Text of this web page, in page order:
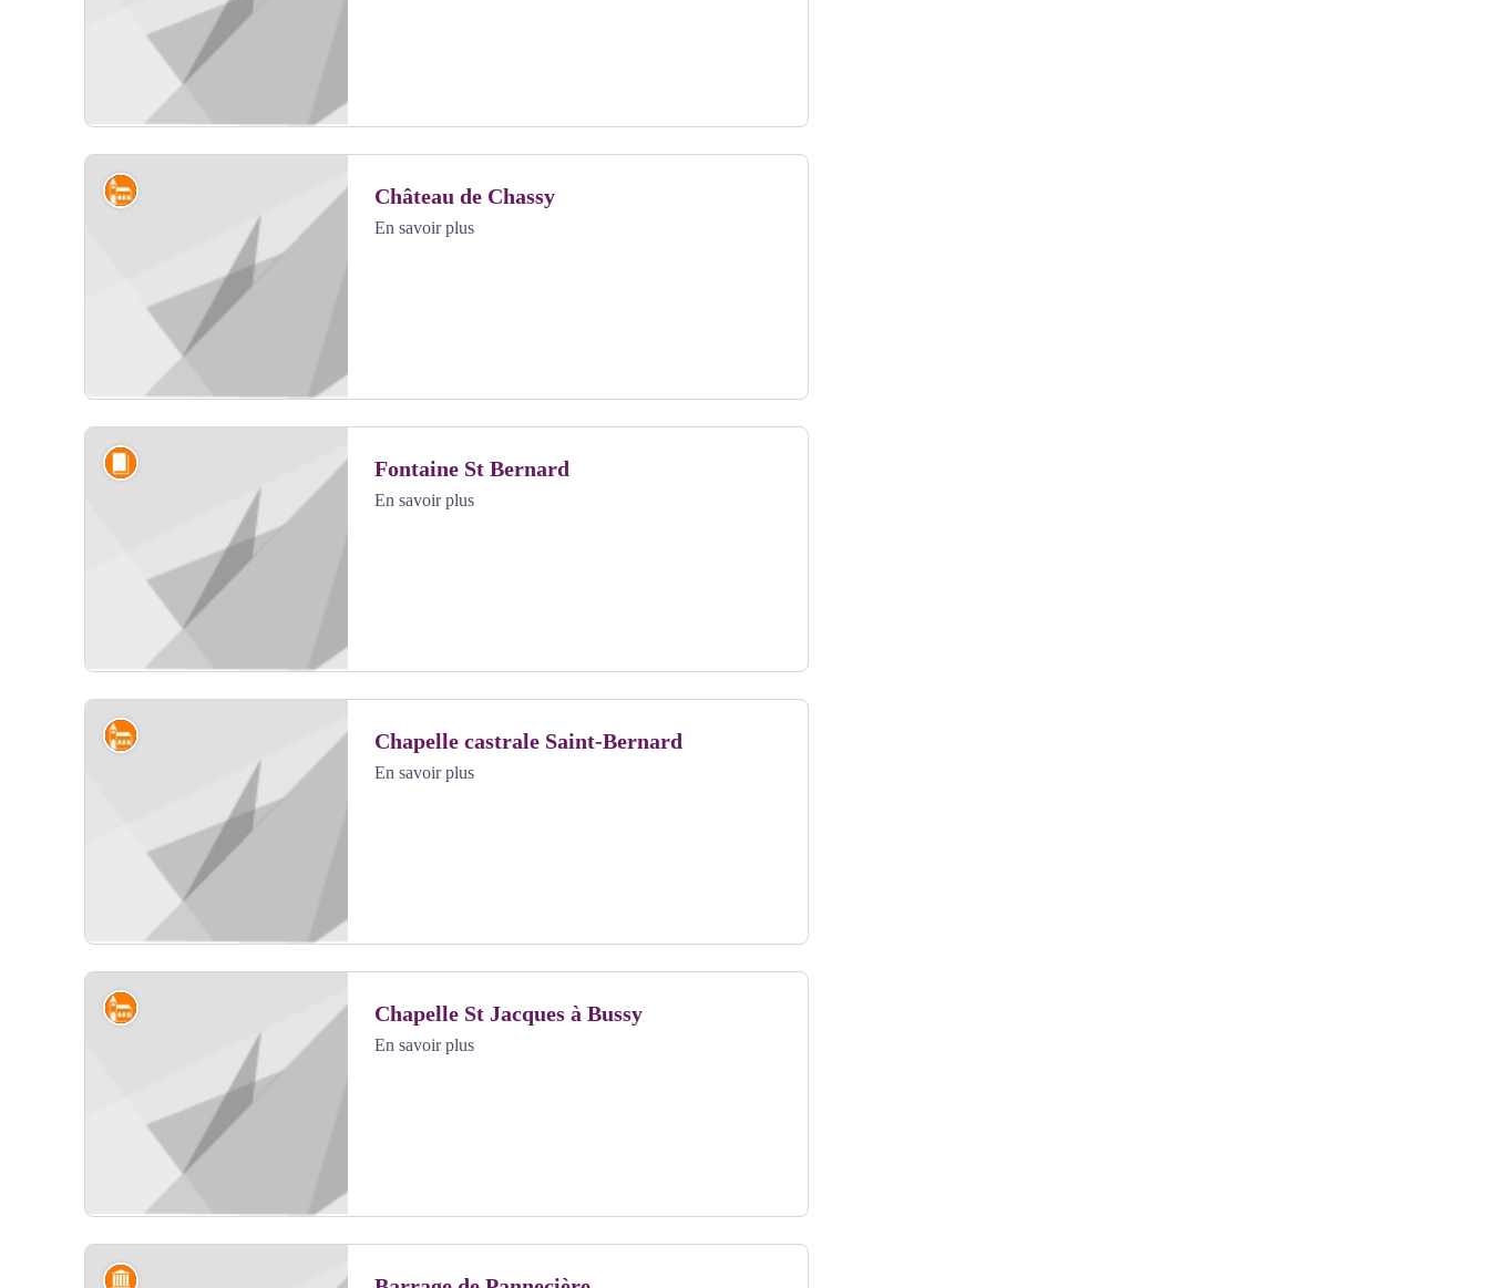
Voir l'image en plein écran
Voir l'image en plein écran
Édifices religieux et châteaux Château de Chassy
En savoir plus
Voir l'image en plein écran
Légendes et croyances Fontaine St Bernard
En savoir plus
Voir l'image en plein écran
Édifices religieux et châteaux Chapelle castrale Saint-Bernard
En savoir plus
Édifices religieux et châteaux Chapelle St Jacques à Bussy
En savoir plus
Artisanat et industrie